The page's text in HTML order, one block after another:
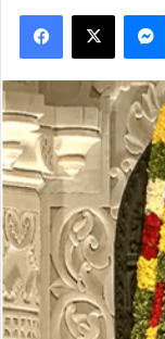
Facebook
X